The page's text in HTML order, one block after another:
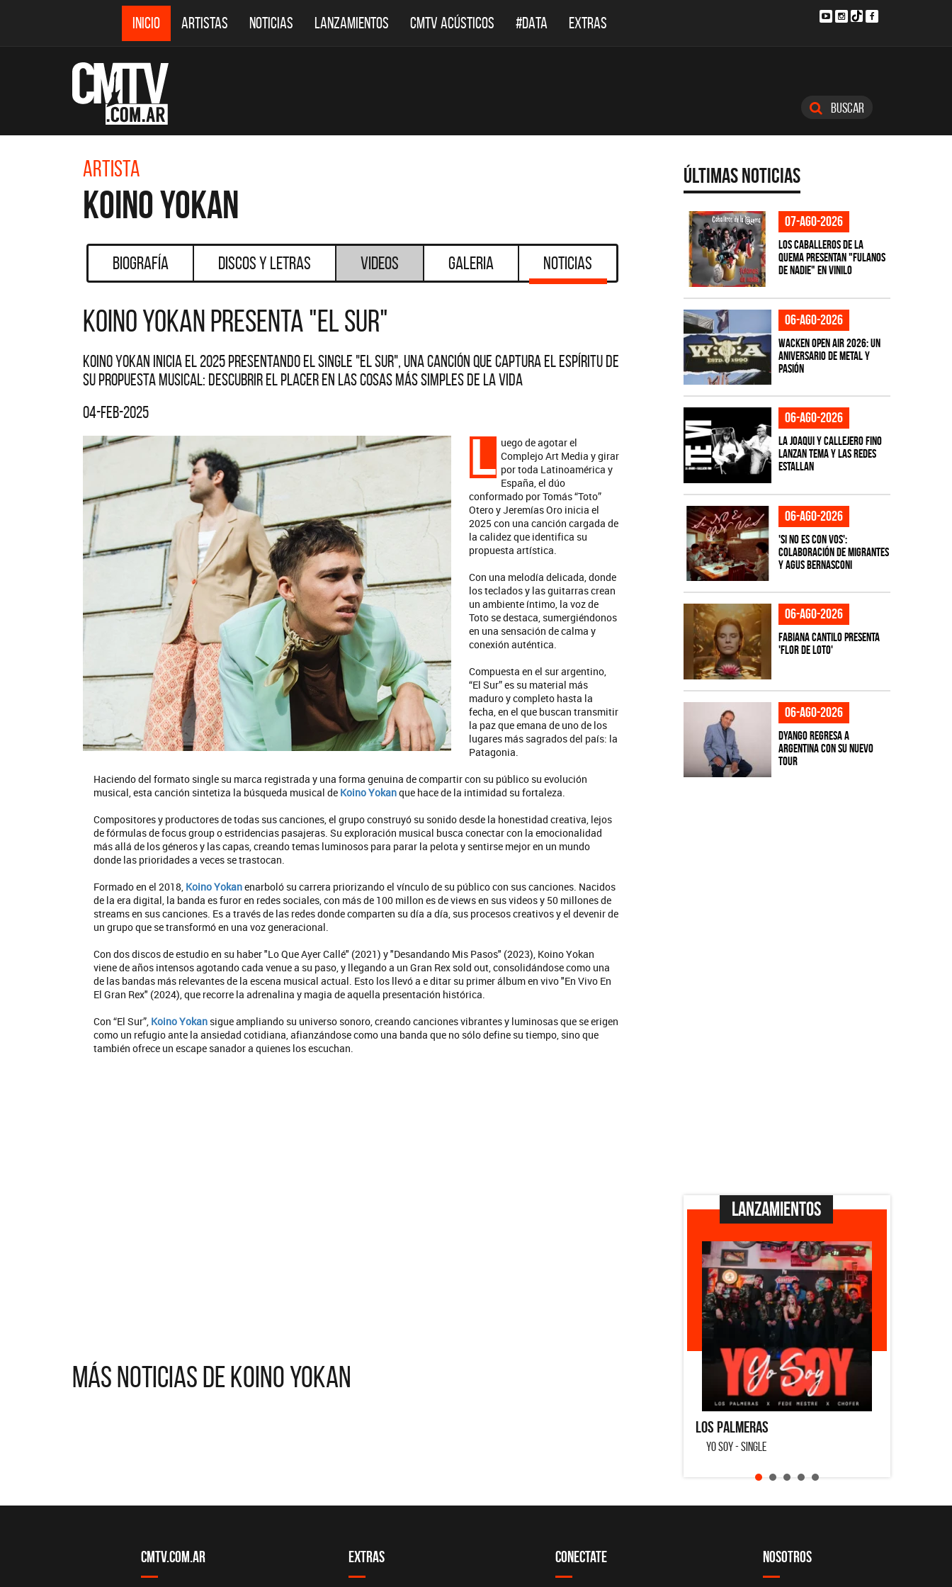
INICIO ARTISTAS NOTICIAS LANZAMIENTOS CMTV ACÚSTICOS #DATA EXTRAS
Buscar
Artista
Koino Yokan
Biografía Discos y Letras Videos Galeria Noticias
Koino Yokan presenta "El sur"
Koino Yokan inicia el 2025 presentando el single "El sur", una canción que captura el espíritu de
su propuesta musical: descubrir el placer en las cosas más simples de la vida
04-feb-2025
L uego de agotar el
Complejo Art Media y girar
por toda Latinoamérica y
España, el dúo
conformado por Tomás “Toto”
Otero y Jeremías Oro inicia el
2025 con una canción cargada de
la calidez que identifica su
propuesta artística.
Con una melodía delicada, donde
los teclados y las guitarras crean
un ambiente íntimo, la voz de
Toto se destaca, sumergiéndonos
en una sensación de calma y
conexión auténtica.
Compuesta en el sur argentino,
“El Sur” es su material más
maduro y completo hasta la
fecha, en el que buscan transmitir
la paz que emana de uno de los
lugares más sagrados del país: la
Patagonia.
Haciendo del formato single su marca registrada y una forma genuina de compartir con su público su evolución
musical, esta canción sintetiza la búsqueda musical de Koino Yokanque hace de la intimidad su fortaleza.
Compositores y productores de todas sus canciones, el grupo construyó su sonido desde la honestidad creativa, lejos
de fórmulas de focus group o estridencias pasajeras. Su exploración musical busca conectar con la emocionalidad
más allá de los géneros y las capas, creando temas luminosos para parar la pelota y sentirse mejor en un mundo
donde las prioridades a veces se trastocan.
Formado en el 2018, Koino Yokanenarboló su carrera priorizando el vínculo de su público con sus canciones. Nacidos
de la era digital, la banda es furor en redes sociales, con más de 100 millon es de views en sus videos y 50 millones de
streams en sus canciones. Es a través de las redes donde comparten su día a día, sus procesos creativos y el devenir de
un grupo que se transformó en una voz generacional.
Con dos discos de estudio en su haber "Lo Que Ayer Callé" (2021) y "Desandando Mis Pasos" (2023), Koino Yokan
viene de años intensos agotando cada venue a su paso, y llegando a un Gran Rex sold out, consolidándose como una
de las bandas más relevantes de la escena musical actual. Esto los llevó a e ditar su primer álbum en vivo "En Vivo En
El Gran Rex" (2024), que recorre la adrenalina y magia de aquella presentación histórica.
Con “El Sur”, Koino Yokan sigue ampliando su universo sonoro, creando canciones vibrantes y luminosas que se erigen
como un refugio ante la ansiedad cotidiana, afianzándose como una banda que no sólo define su tiempo, sino que
también ofrece un escape sanador a quienes los escuchan.
Más noticias de Koino Yokan
Últimas Noticias
07-ago-2026
Los Caballeros de la
Quema presentan "Fulanos
de Nadie" en vinilo
06-ago-2026
Wacken Open Air 2026: Un
aniversario de metal y
pasión
06-ago-2026
La Joaqui y Callejero Fino
lanzan tema y las redes
estallan
06-ago-2026
'Si No Es Con Vos':
colaboración de Migrantes
y Agus Bernasconi
06-ago-2026
Fabiana Cantilo presenta
'Flor de Loto'
06-ago-2026
Dyango regresa a
Argentina con su nuevo
tour
Lanzamientos
CMTV.com.ar Extras Conectate Nosotros